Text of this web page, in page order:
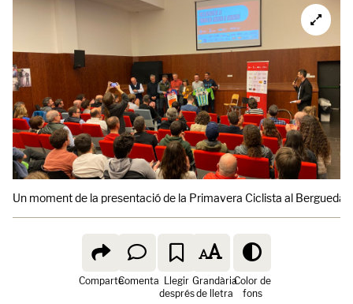
Un moment de la presentació de la Primavera Ciclista al Berguedà.
ComparteComenta Llegir
després
Grandària
de lletra
Color de
fons